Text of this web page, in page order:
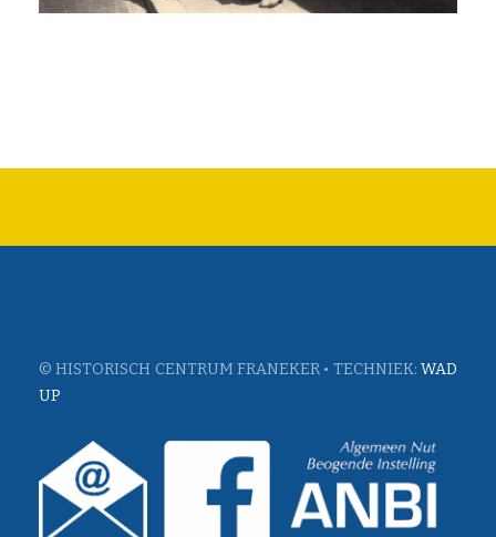
© HISTORISCH CENTRUM FRANEKER • TECHNIEK: WAD
UP